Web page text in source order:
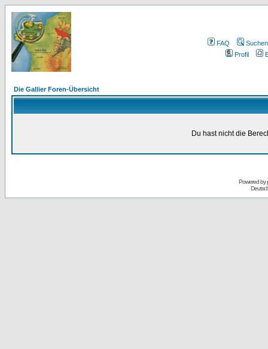
FAQ
Suchen
Profil
Die Gallier Foren-Übersicht
Du hast nicht die
Powered by